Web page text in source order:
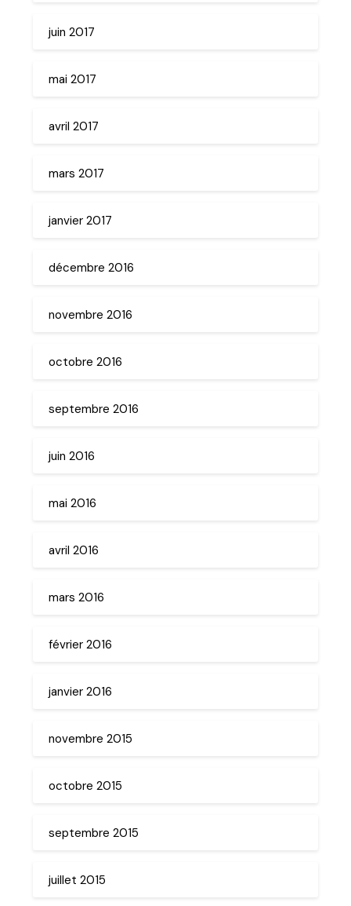
juin 2017
mai 2017
avril 2017
mars 2017
janvier 2017
décembre 2016
novembre 2016
octobre 2016
septembre 2016
juin 2016
mai 2016
avril 2016
mars 2016
février 2016
janvier 2016
novembre 2015
octobre 2015
septembre 2015
juillet 2015